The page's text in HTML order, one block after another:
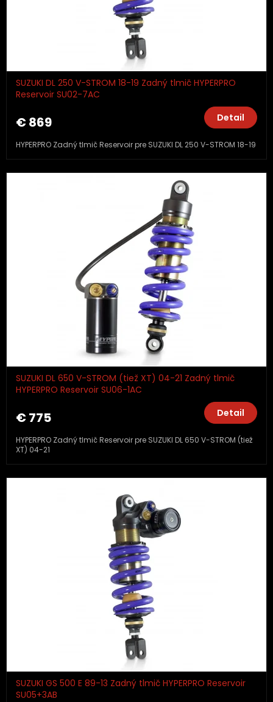
SUZUKI DL 250 V-STROM 18-19 Zadný tlmič HYPERPRO
Reservoir SU02-7AC
€ 869 Detail
HYPERPRO Zadný tlmič Reservoir pre SUZUKI DL 250 V-STROM 18-19
SUZUKI DL 650 V-STROM (tiež XT) 04-21 Zadný tlmič
HYPERPRO Reservoir SU06-1AC
€ 775 Detail
HYPERPRO Zadný tlmič Reservoir pre SUZUKI DL 650 V-STROM (tiež
XT) 04-21
SUZUKI GS 500 E 89-13 Zadný tlmič HYPERPRO Reservoir
SU05+3AB